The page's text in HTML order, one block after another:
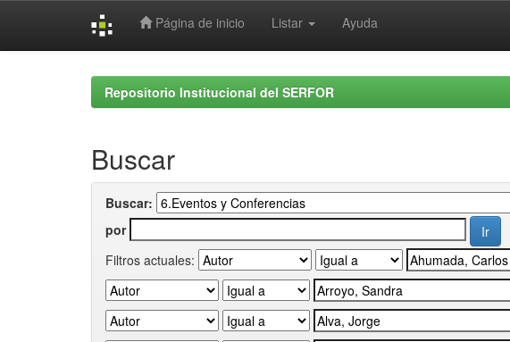
Página de inicio Listar Ayuda
Repositorio Institucional del SERFOR
Buscar
Buscar:
por
Filtros actuales: